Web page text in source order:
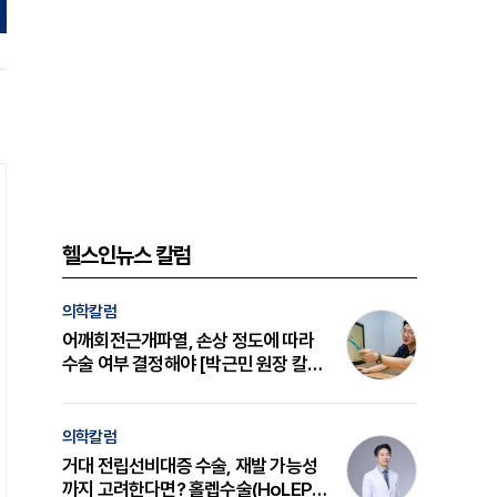
헬스인뉴스 칼럼
의학칼럼
어깨회전근개파열, 손상 정도에 따라
수술 여부 결정해야 [박근민 원장 칼
의학칼럼
거대 전립선비대증 수술, 재발 가능성
까지 고려한다면? 홀렙수술(HoLEP)